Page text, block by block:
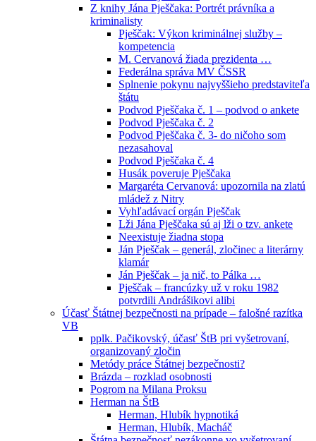
Z knihy Jána Pješčaka: Portrét právníka a
kriminalisty
Pješčak: Výkon kriminálnej služby –
kompetencia
M. Cervanová žiada prezidenta …
Federálna správa MV ČSSR
Splnenie pokynu najvyššieho predstaviteľa
štátu
Podvod Pješčaka č. 1 – podvod o ankete
Podvod Pješčaka č. 2
Podvod Pješčaka č. 3- do ničoho som
nezasahoval
Podvod Pješčaka č. 4
Husák poveruje Pješčaka
Margaréta Cervanová: upozornila na zlatú
mládež z Nitry
Vyhľadávací orgán Pješčak
Lži Jána Pješčaka sú aj lži o tzv. ankete
Neexistuje žiadna stopa
Ján Pješčak – generál, zločinec a literárny
klamár
Ján Pješčak – ja nič, to Pálka …
Pješčak – francúzky už v roku 1982
potvrdili Andrášikovi alibi
Účasť Štátnej bezpečnosti na prípade – falošné razítka
VB
pplk. Pačikovský, účasť ŠtB pri vyšetrovaní,
organizovaný zločin
Metódy práce Štátnej bezpečnosti?
Brázda – rozklad osobnosti
Pogrom na Milana Proksu
Herman na ŠtB
Herman, Hlubík hypnotiká
Herman, Hlubík, Macháč